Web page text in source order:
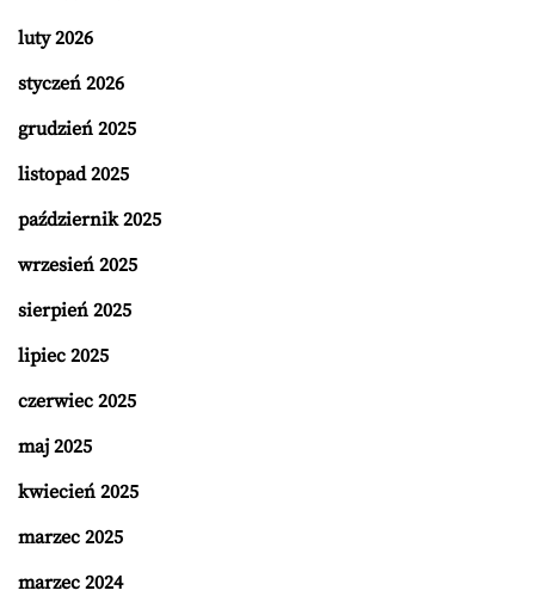
luty 2026
styczeń 2026
grudzień 2025
listopad 2025
październik 2025
wrzesień 2025
sierpień 2025
lipiec 2025
czerwiec 2025
maj 2025
kwiecień 2025
marzec 2025
marzec 2024